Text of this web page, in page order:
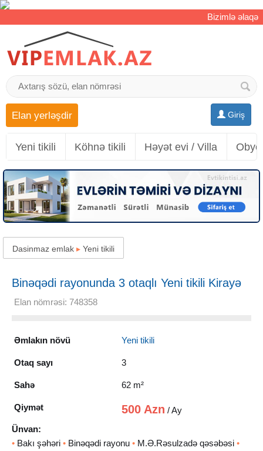
Bizimlə əlaqə
Giriş
Elan yerləşdir
Yeni tikili Köhnə tikili Həyət evi / Villa
Dasinmaz emlak ▸ Yeni tikili
Binəqədi rayonunda 3 otaqlı Yeni tikili Kirayə
verilir, 62 m²
Elan nömrəsi: 748358
Əmlakın növü Yeni tikili
Otaq sayı 3
Sahə 62 m²
Qiymət 500 Azn / Ay
Ünvan:
• Bakı şəhəri • Binəqədi rayonu • M.Ə.Rəsulzadə qəsəbəsi •